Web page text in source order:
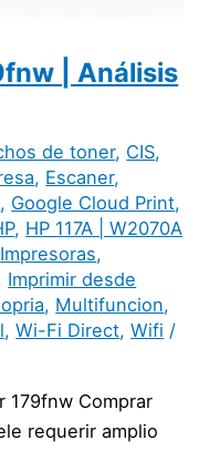
| Análisis
de toner, CIS,
, Escaner,
, Google Cloud Print,
, HP 117A | W2070A
Impresoras,
Imprimir desde
, Multifuncion,
,Wi-Fi Direct,Wifi /
179fnw Comprar
requerir amplio